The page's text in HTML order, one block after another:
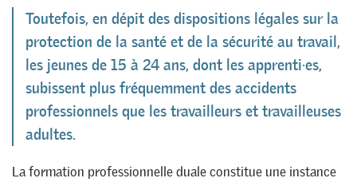
Toutefois, en dépit des dispositions légales sur la
protection de la santé et de la sécurité au travail,
les jeunes de 15 à 24 ans, dont les apprenti·es,
subissent plus fréquemment des accidents
professionnels que les travailleurs et travailleuses
adultes.
La formation professionnelle duale constitue une instance